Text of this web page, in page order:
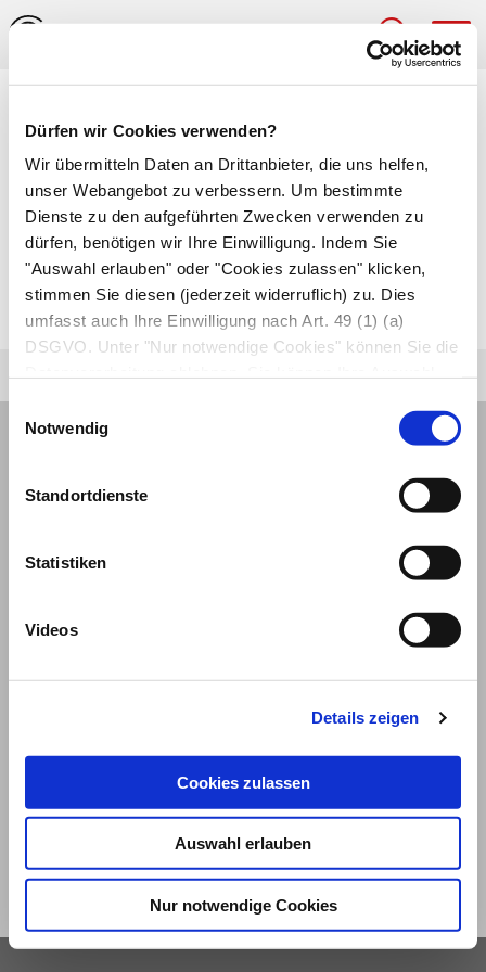
Dürfen wir Cookies verwenden?
Wir übermitteln Daten an Drittanbieter, die uns helfen,
unser Webangebot zu verbessern. Um bestimmte
Dienste zu den aufgeführten Zwecken verwenden zu
dürfen, benötigen wir Ihre Einwilligung. Indem Sie
"Auswahl erlauben" oder "Cookies zulassen" klicken,
stimmen Sie diesen (jederzeit widerruflich) zu. Dies
umfasst auch Ihre Einwilligung nach Art. 49 (1) (a)
DSGVO. Unter "Nur notwendige Cookies" können Sie die
Einwilligungsauswahl
Notwendig
Standortdienste
Statistiken
Videos
Details zeigen
Cookies zulassen
Auswahl erlauben
Nur notwendige Cookies
Metacarpus (Mittelhand)
Aus fünf Knochen bestehender mittlerer
Abschnitt der Hand. Die Knochen der Mittelhand
gehen in die Finger über. Unten grenzen sie an
die acht Handwurzelknochen.
Datenschutz Privatsphäre